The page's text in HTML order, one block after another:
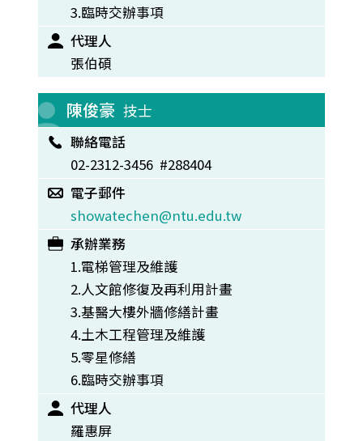
3.臨時交辦事項
代理人
張伯碩
陳俊豪 技士
聯絡電話
02-2312-3456 #288404
電子郵件
showatechen@ntu.edu.tw
承辦業務
1.電梯管理及維護
2.人文館修復及再利用計畫
3.基醫大樓外牆修繕計畫
4.土木工程管理及維護
5.零星修繕
6.臨時交辦事項
代理人
羅惠屏